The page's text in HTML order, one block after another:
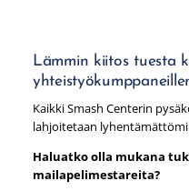
Lämmin kiitos tuesta
Kaikki Smash Centerin
lahjoitetaan
Haluatko olla mukana
mailapelimestareita?